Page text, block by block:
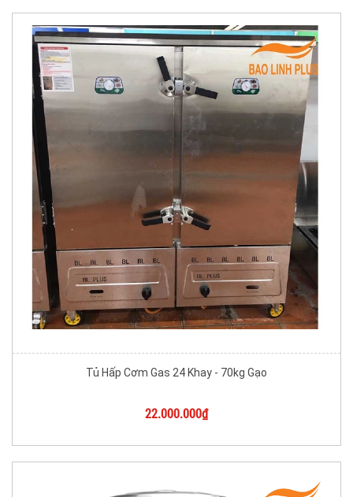
Tủ Hấp Cơm Gas 24 Khay - 70kg Gạo
22.000.000₫